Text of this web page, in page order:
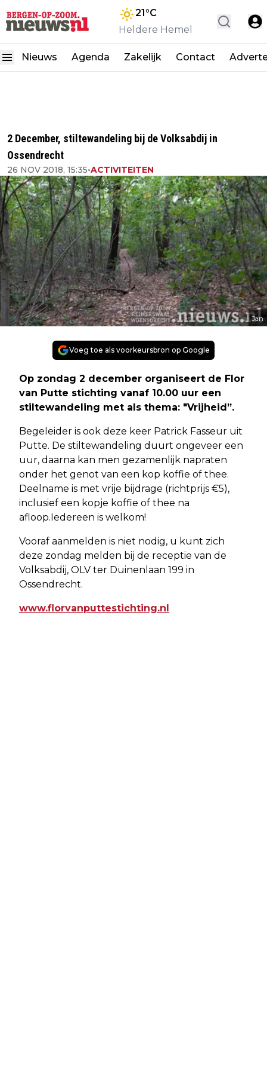
21°C
Heldere Hemel
Nieuws Agenda Zakelijk Contact
2 December, stiltewandeling bij de Volksabdij in
Ossendrecht
26 NOV 2018, 15:35•ACTIVITEITEN
Jan
Voeg toe als voorkeursbron op Google
Op zondag 2 december organiseert de Flor
van Putte stichting vanaf 10.00 uur een
stiltewandeling met als thema: "Vrijheid”.
Begeleider is ook deze keer Patrick Fasseur uit
Putte. De stiltewandeling duurt ongeveer een
uur, daarna kan men gezamenlijk napraten
onder het genot van een kop koffie of thee.
Deelname is met vrije bijdrage (richtprijs €5),
inclusief een kopje koffie of thee na
afloop.Iedereen is welkom!
Vooraf aanmelden is niet nodig, u kunt zich
deze zondag melden bij de receptie van de
Volksabdij, OLV ter Duinenlaan 199 in
Ossendrecht.
www.florvanputtestichting.nl